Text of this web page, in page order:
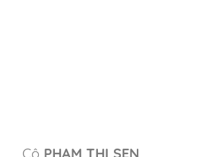
Cô PHẠM THỊ SEN